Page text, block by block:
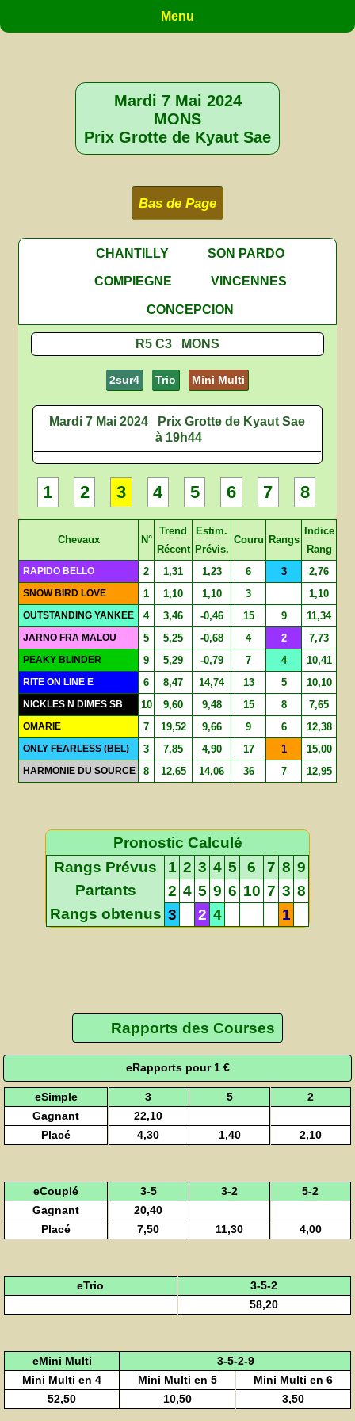
Menu
Mardi 7 Mai 2024
MONS
Prix Grotte de Kyaut Sae
Bas de Page
CHANTILLY
SON PARDO
COMPIEGNE
VINCENNES
CONCEPCION
R5 C3 MONS
2sur4 Trio Mini Multi
Mardi 7 Mai 2024
Prix Grotte de Kyaut Sae
à 19h44
1 2 3 4 5 6 7 8
Chevaux N°
Trend
Récent
Estim.
Prévis.
Couru Rangs
Indice
Rang
RAPIDO BELLO 2 1,31 1,23 6 3 2,76
SNOW BIRD LOVE 1 1,10 1,10 3 1,10
OUTSTANDING YANKEE 4 3,46 -0,46 15 9 11,34
JARNO FRA MALOU 5 5,25 -0,68 4 2 7,73
PEAKY BLINDER 9 5,29 -0,79 7 4 10,41
RITE ON LINE E 6 8,47 14,74 13 5 10,10
NICKLES N DIMES SB 10 9,60 9,48 15 8 7,65
OMARIE 7 19,52 9,66 9 6 12,38
ONLY FEARLESS (BEL) 3 7,85 4,90 17 1 15,00
HARMONIE DU SOURCE 8 12,65 14,06 36 7 12,95
Pronostic Calculé
Rangs Prévus
1 2 3 4 5 6 7 8 9
Partants
2 4 5 9 6 10 7 3 8
Rangs obtenus 3 2 4 1
Rapports des Courses
eRapports pour 1 €
eSimple 3 5
2
Gagnant
22,10
Placé
4,30 1,40 2,10
eCouplé 3-5 3-2
5-2
Gagnant
20,40
Placé
7,50 11,30 4,00
eTrio
3-5-2
58,20
eMini Multi
3-5-2-9
Mini Multi en 4
Mini Multi en 5
Mini Multi en 6
52,50
10,50 3,50